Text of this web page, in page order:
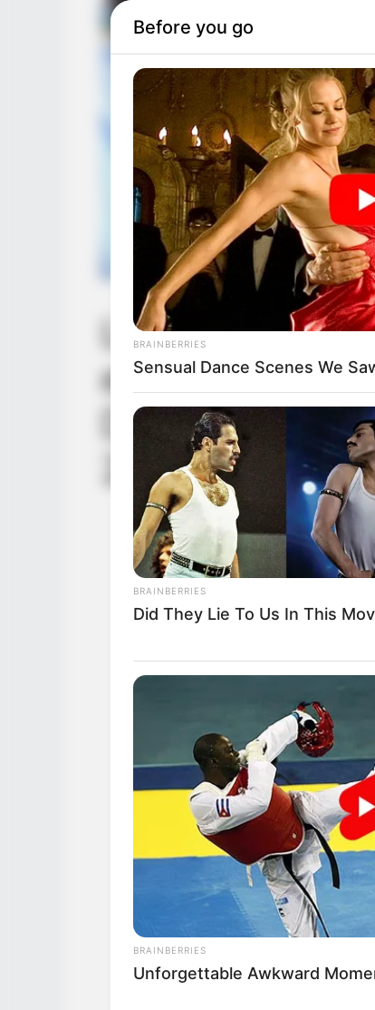
L’aveu de
et Mona prête
Demain nous
29 juin au 3
Before you go
BRAINBERRIES
Sensual Dance Scenes We
BRAINBERRIES
Did They Lie To Us In This
BRAINBERRIES
Unforgettable Awkward